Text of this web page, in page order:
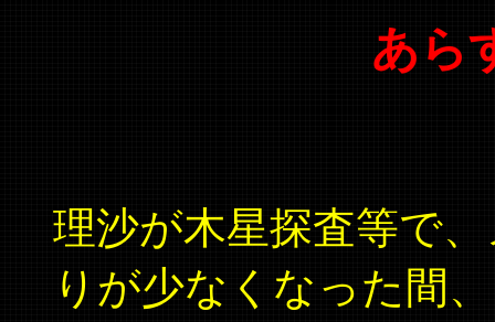
あら
理沙が木星探査等で
りが少なくなった間